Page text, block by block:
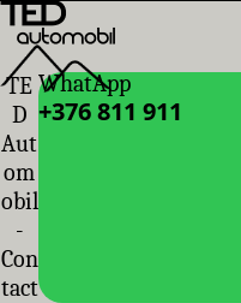
TE
D
Aut
om
obil
-
Con
tact
WhatApp
+376 811 911